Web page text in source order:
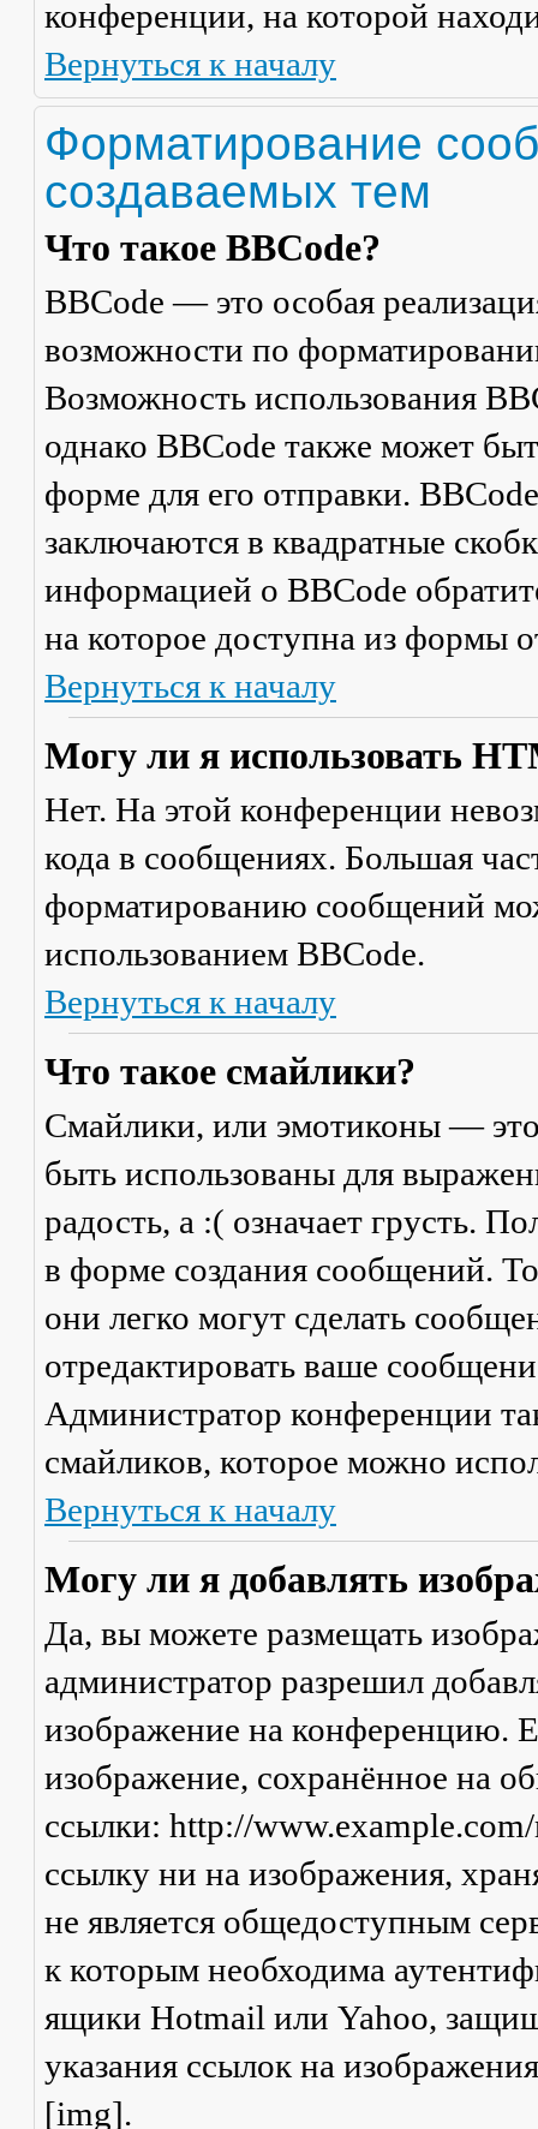
конференции, на которой
Вернуться к началу
Форматирование
создаваемых тем
Что такое BBCode?
BBCode — это особая
возможности по
Возможность использования
однако BBCode также может
форме для его отправки.
заключаются в квадратные
информацией о BBCode
на которое доступна из формы
Вернуться к началу
Могу ли я использовать
Нет. На этой конференции
кода в сообщениях. Большая
форматированию сообщений
использованием BBCode.
Вернуться к началу
Что такое смайлики?
Смайлики, или эмотиконы —
быть использованы для
радость, а :( означает грусть.
в форме создания сообщений.
они легко могут сделать
отредактировать ваше
Администратор конференции
смайликов, которое можно
Вернуться к началу
Могу ли я добавлять
Да, вы можете размещать
администратор разрешил
изображение на конференцию.
изображение, сохранённое на
ссылки: http://
ссылку ни на изображения,
не является общедоступным
к которым необходима
ящики Hotmail или Yahoo,
указания ссылок на
[img].